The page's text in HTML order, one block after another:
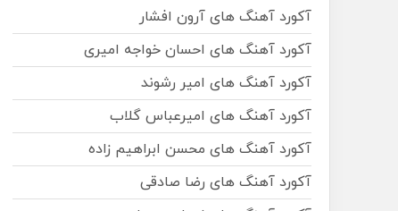
آکورد آهنگ های آرون افشار
آکورد آهنگ های احسان خواجه امیری
آکورد آهنگ های امیر رشوند
آکورد آهنگ های امیرعباس گلاب
آکورد آهنگ های محسن ابراهیم زاده
آکورد آهنگ های رضا صادقی